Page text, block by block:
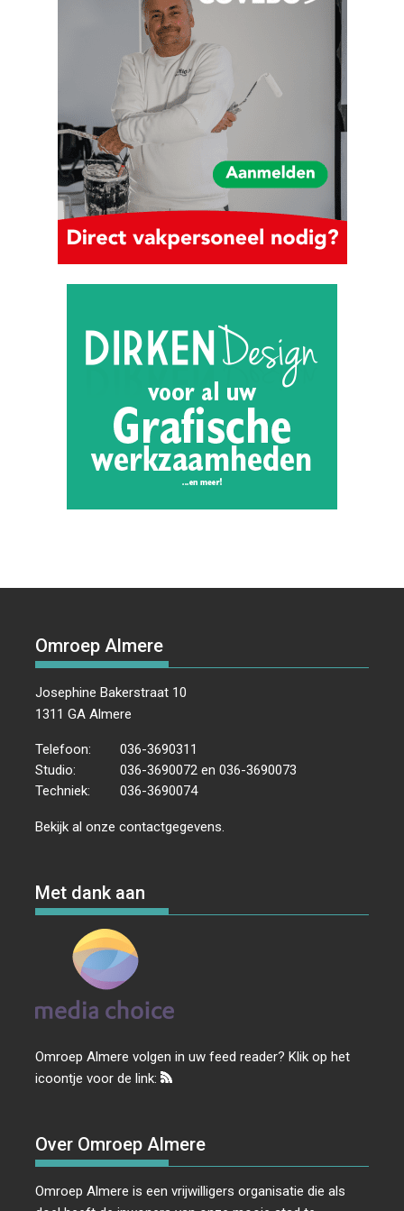
Omroep Almere
Josephine Bakerstraat 10
1311 GA Almere
Telefoon:
036-3690311
Studio:
036-3690072 en 036-3690073
Techniek:
036-3690074
Bekijk al onzecontactgegevens
Met dank aan
Omroep Almere volgen in uw feed reader? Klik op het
icoontje voor de link:
Over Omroep Almere
Omroep Almere is een vrijwilligers organisatie die als